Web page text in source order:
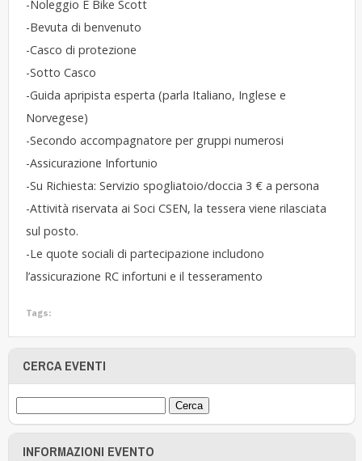
-Noleggio E Bike Scott
-Bevuta di benvenuto
-Casco di protezione
-Sotto Casco
-Guida apripista esperta (parla Italiano, Inglese e
Norvegese)
-Secondo accompagnatore per gruppi numerosi
-Assicurazione Infortunio
-Su Richiesta: Servizio spogliatoio/doccia 3 € a persona
-Attività riservata ai Soci CSEN, la tessera viene rilasciata
sul posto.
-Le quote sociali di partecipazione includono
l’assicurazione RC infortuni e il tesseramento
Tags:
CERCA EVENTI
INFORMAZIONI EVENTO